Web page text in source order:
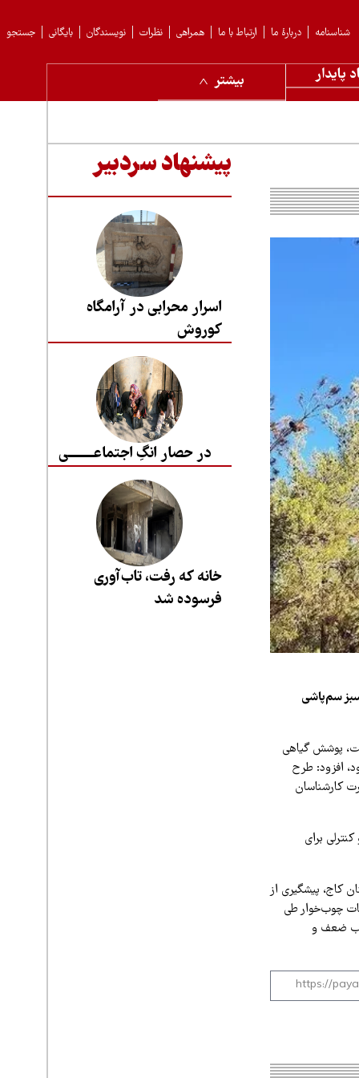
جستجو بایگانی نویسندگان نظرات همراهی ارتباط با ما دربارهٔ ما شناسنامه
پایدار بیشتر
سبز سم‌پاشی
پوشش گیاهی
افزود: طرح
کارشناسان
برای
سلامت درختان کاج، پیشگیری از
چوب‌خوار طی
ضعف و
پیشنهاد سردبیر
اسرار محرابی در آرامگاه
کوروش
در حصار انگِ اجتماعــــــــی
خانه که رفت، تاب‌آوری
فرسوده شد